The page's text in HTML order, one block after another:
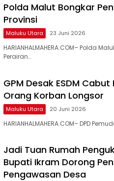
Polda Malut Bongkar
Provinsi
Maluku Utara 23 Juni 2026
HARIANHALMAHERA.COM– Polda
Perairan…
GPM Desak ESDM
Orang Korban Longsor
Maluku Utara 20 Juni 2026
HARIANHALMAHERA.COM– DPD
Jadi Tuan Rumah
Bupati Ikram Dorong
Pengawasan Desa